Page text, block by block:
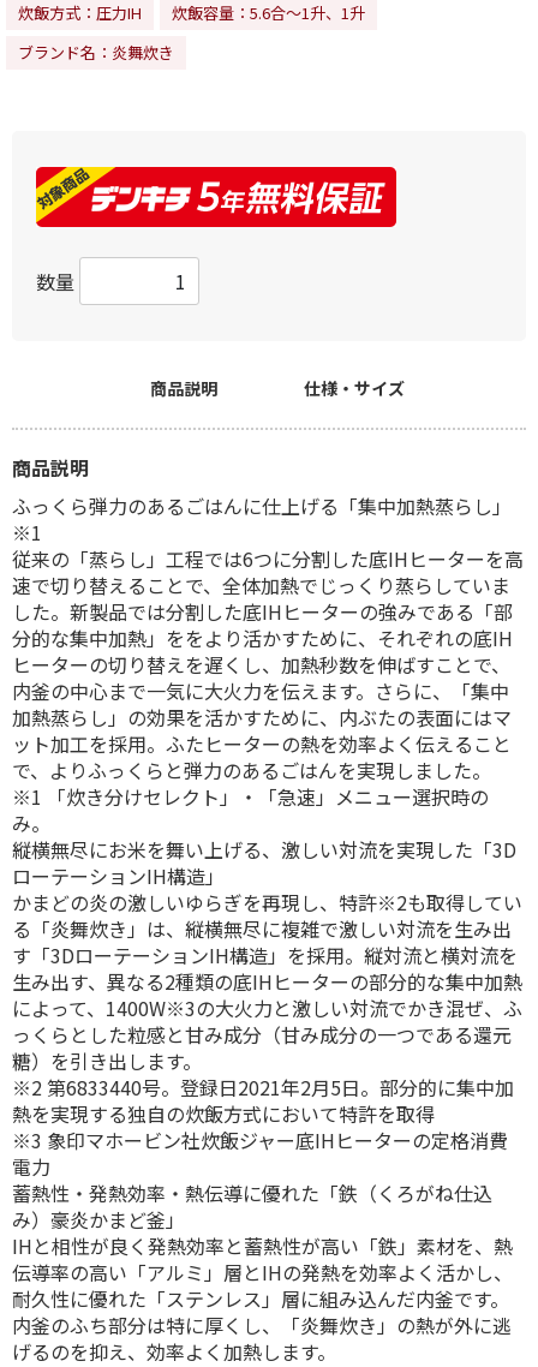
炊飯方式：圧力IH
炊飯容量：5.6合～1升、1升
ブランド名：炎舞炊き
数量
商品説明 仕様・サイズ
商品説明
ふっくら弾力のあるごはんに仕上げる「集中加熱蒸らし」
※1
従来の「蒸らし」工程では6つに分割した底IHヒーターを高
速で切り替えることで、全体加熱でじっくり蒸らしていま
した。新製品では分割した底IHヒーターの強みである「部
分的な集中加熱」ををより活かすために、それぞれの底IH
ヒーターの切り替えを遅くし、加熱秒数を伸ばすことで、
内釜の中心まで一気に大火力を伝えます。さらに、「集中
加熱蒸らし」の効果を活かすために、内ぶたの表面にはマ
ット加工を採用。ふたヒーターの熱を効率よく伝えること
で、よりふっくらと弾力のあるごはんを実現しました。
※1 「炊き分けセレクト」・「急速」メニュー選択時の
み。
縦横無尽にお米を舞い上げる、激しい対流を実現した「3D
ローテーションIH構造」
かまどの炎の激しいゆらぎを再現し、特許※2も取得してい
る「炎舞炊き」は、縦横無尽に複雑で激しい対流を生み出
す「3DローテーションIH構造」を採用。縦対流と横対流を
生み出す、異なる2種類の底IHヒーターの部分的な集中加熱
によって、1400W※3の大火力と激しい対流でかき混ぜ、ふ
っくらとした粒感と甘み成分（甘み成分の一つである還元
糖）を引き出します。
※2 第6833440号。登録日2021年2月5日。部分的に集中加
熱を実現する独自の炊飯方式において特許を取得
※3 象印マホービン社炊飯ジャー底IHヒーターの定格消費
電力
蓄熱性・発熱効率・熱伝導に優れた「鉄（くろがね仕込
み）豪炎かまど釜」
IHと相性が良く発熱効率と蓄熱性が高い「鉄」素材を、熱
伝導率の高い「アルミ」層とIHの発熱を効率よく活かし、
耐久性に優れた「ステンレス」層に組み込んだ内釜です。
内釜のふち部分は特に厚くし、「炎舞炊き」の熱が外に逃
げるのを抑え、効率よく加熱します。